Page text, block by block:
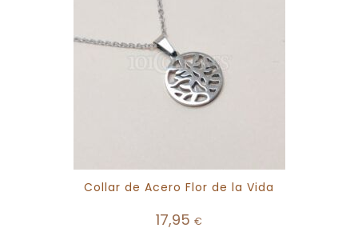
Collar de Acero Flor de la Vida
17,95 €